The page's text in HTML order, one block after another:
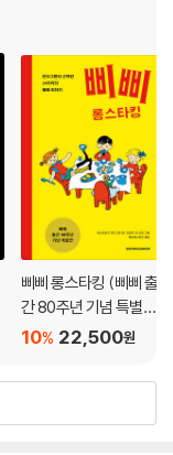
삐삐 롱스타킹 (삐삐 출
간 80주년 기념 특별
판)
22,500원
10%